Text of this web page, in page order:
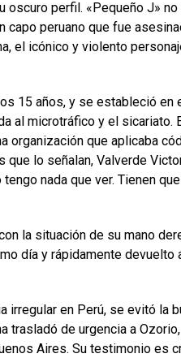
oscuro perfil. «Pequeño J»
capo peruano que fue
el icónico y violento
15 años, y se estableció en
al microtráfico y el sicariato.
organización que aplicaba
lo señalan, Valverde
nada que ver. Tienen
la situación de su mano
día y rápidamente devuelto
irregular en Perú, se evitó la
trasladó de urgencia a
Aires. Su testimonio es